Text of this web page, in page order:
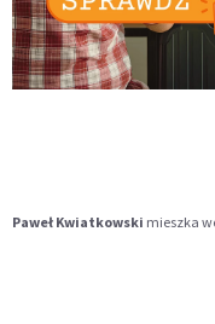
Paweł Kwiatkowski mieszka